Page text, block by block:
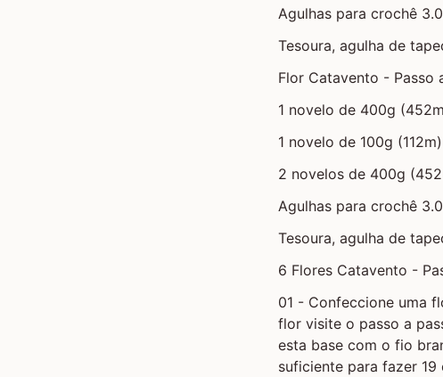
Agulhas para crochê
Tesoura, agulha de
Flor Catavento - Passo
1 novelo de 400g
1 novelo de 100g
2 novelos de 400g
Agulhas para crochê
Tesoura, agulha de
6 Flores Catavento -
01 - Confeccione uma
flor visite o passo a
esta base com o fio
suficiente para fazer